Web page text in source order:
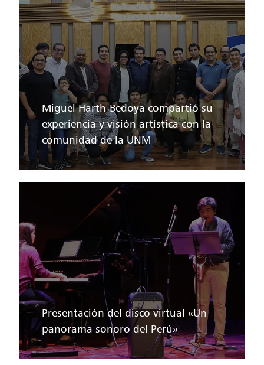
Miguel Harth-Bedoya compartió su
experiencia y visión artística con la
comunidad de la UNM
Presentación del disco virtual «Un
panorama sonoro del Perú»